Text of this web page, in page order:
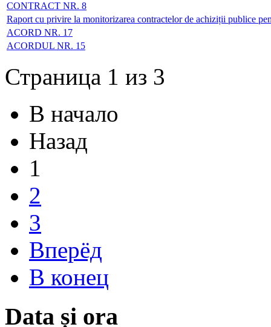
CONTRACT NR. 8
Raport cu privire la monitorizarea contractelor de achiziții publice
ACORD NR. 17
ACORDUL NR. 15
Страница 1 из 3
В начало
Назад
1
2
3
Вперёд
В конец
Data și ora